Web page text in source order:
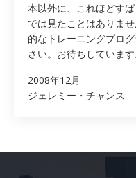
本以外に、これほどす
では見たことはありま
的なトレーニングプロ
さい。お待ちしています
2008年12月
ジェレミー・チャンス